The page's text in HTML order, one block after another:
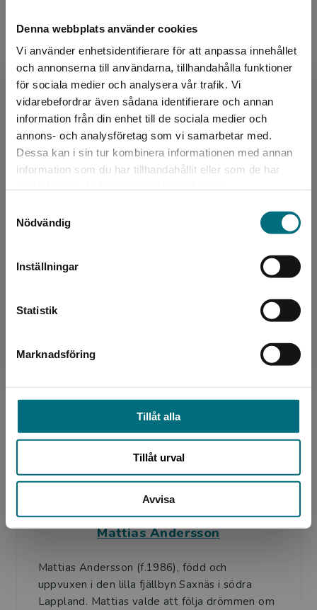
Denna webbplats använder cookies
Vi använder enhetsidentifierare för att anpassa innehållet
och annonserna till användarna, tillhandahålla funktioner
för sociala medier och analysera vår trafik. Vi
vidarebefordrar även sådana identifierare och annan
information från din enhet till de sociala medier och
annons- och analysföretag som vi samarbetar med.
Dessa kan i sin tur kombinera informationen med annan
information som du har tillhandahållit eller som de har
Nödvändig
Inställningar
Statistik
Marknadsföring
Tillåt alla
Tillåt urval
Avvisa
Begränsad fraktregion
Det verkar som att du besöker
nyponochviljaforlag.se via en enhet utanför
Sverige. För att kunna slutföra ett köp måste
Författare
Linda Ågren
Linda Ågren debuterade som författare och
illustratör 2021. Mytiska väsen – Sjöjungfrur är
hennes första bok på Nypon. Linda är
gymnasielärare i sv...
Lappland. Mattias valde att följa drömmen om
Illustratör
Mattias Andersson
Mattias Andersson (f.1986), född och
uppvuxen i den lilla fjällbyn Saxnäs i södra
Lappland. Mattias valde att följa drömmen om